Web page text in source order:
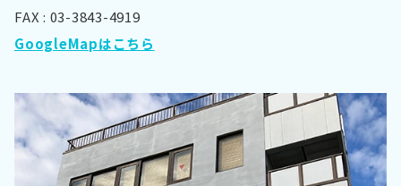
FAX : 03-3843-4919
GoogleMapはこちら